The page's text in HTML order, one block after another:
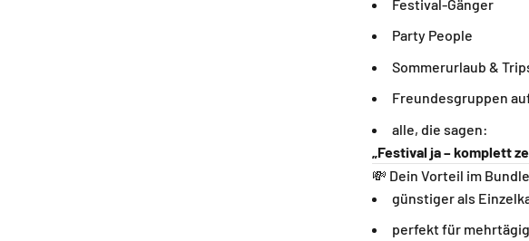
Festival-Gänger
Party People
Sommerurlaub &
Freundesgruppen
alle, die sagen:
„Festival ja – komplett
💸 Dein Vorteil im Bundle
günstiger als
perfekt für